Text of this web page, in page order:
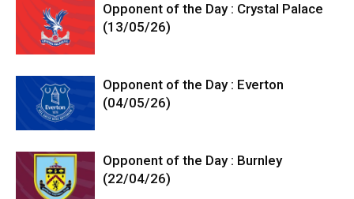
Opponent of the Day : Crystal Palace
(13/05/26)
Opponent of the Day : Everton
(04/05/26)
Opponent of the Day : Burnley
(22/04/26)